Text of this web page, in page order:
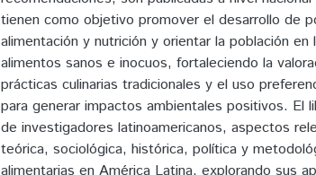
tienen como objetivo promover el desarrollo de
alimentación y nutrición y orientar la población
alimentos sanos e inocuos, fortaleciendo la
prácticas culinarias tradicionales y el uso
para generar impactos ambientales positivos. El
de investigadores latinoamericanos, aspectos
teórica, sociológica, histórica, política y